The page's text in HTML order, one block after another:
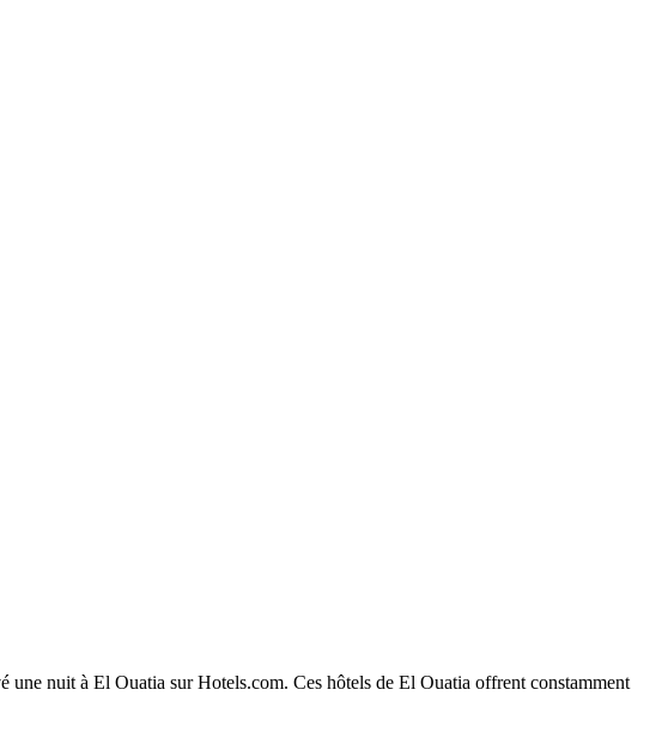
une nuit à El Ouatia sur Hotels.com. Ces hôtels de El Ouatia offrent constamment